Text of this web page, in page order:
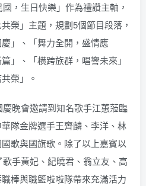
，生日快樂」作為禮讚主軸，
榮」主題，規劃5個節目段落，
」、「舞力全開，盛情應
」、「橫跨族群，唱響未來」
榮」。
晚會邀請到知名歌手江蕙蒞臨
隊金牌選手王齊麟、李洋、林
歌與國旗歌。除了以上嘉賓以
手黃妃、紀曉君、翁立友、高
棒與職籃啦啦隊帶來充滿活力